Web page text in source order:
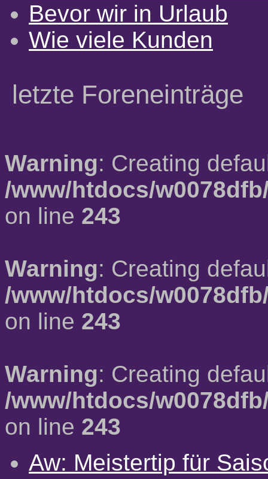
Bevor wir in Urlaub
Wie viele Kunden
letzte Foreneinträge
Warning: Creating
/www/htdocs/
on line 243
Warning: Creating
/www/htdocs/
on line 243
Warning: Creating
/www/htdocs/
on line 243
Aw: Meistertip für